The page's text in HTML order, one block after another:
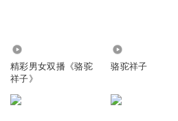
精彩男女双播《骆驼
祥子》
骆驼祥子